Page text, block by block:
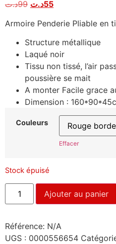
basé sur
client
99د.ت 55د.ت
Armoire Penderie Pliable en
Structure métallique
Laqué noir
Tissu non tissé, l’air
poussière se mait
A monter Facile grace
Dimension :
Couleurs
Effacer
Stock épuisé
Ajouter au panier
Référence: N/A
UGS : 0000556654